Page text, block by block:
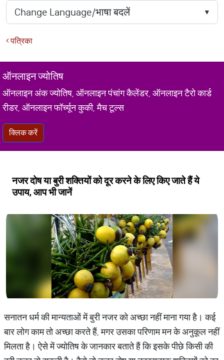
पत्रिका
ऑनलाइन ज्योतिष
ऑनलाइन अंक ज्योतिष, ऑनलाइन पंचांग कैलेंडर, ऑनलाइन टैरो कार्ड
रीडर, ऑनलाइन फॉर्च्यून कुकी, मैच टूल्स
क्लिक करें
नजर दोष या बुरी शक्तियों को दूर करने के लिए किए जाते हैं ये
उपाय, आप भी जानें
सनातन धर्म की मान्यताओं में बुरी नजर को अच्छा नहीं माना गया है। कई
बार लोग काम तो अच्छा करते हैं, मगर उसका परिणाम मन के अनुकूल नहीं
मिलता है। ऐसे में ज्योतिष के जानकार बताते हैं कि इसके पीछे किसी की